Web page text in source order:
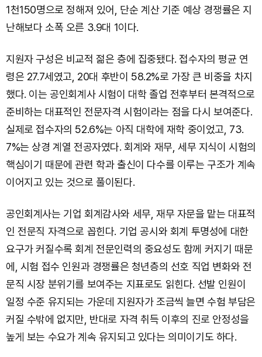
1천150명으로 정해져 있어, 단순 계산 기준 예상 경쟁률은 지
난해보다 소폭 오른 3.9대 1이다.
지원자 구성은 비교적 젊은 층에 집중됐다. 접수자의 평균 연
령은 27.7세였고, 20대 후반이 58.2%로 가장 큰 비중을 차지
했다. 이는 공인회계사 시험이 대학 졸업 전후부터 본격적으로
준비하는 대표적인 전문자격 시험이라는 점을 다시 보여준다.
실제로 접수자의 52.6%는 아직 대학에 재학 중이었고, 73.
7%는 상경 계열 전공자였다. 회계와 재무, 세무 지식이 시험의
핵심이기 때문에 관련 학과 출신이 다수를 이루는 구조가 계속
이어지고 있는 것으로 풀이된다.
공인회계사는 기업 회계감사와 세무, 재무 자문을 맡는 대표적
인 전문직 자격으로 꼽힌다. 기업 공시와 회계 투명성에 대한
요구가 커질수록 회계 전문인력의 중요성도 함께 커지기 때문
에, 시험 접수 인원과 경쟁률은 청년층의 선호 직업 변화와 전
문직 시장 분위기를 보여주는 지표로도 읽힌다. 선발 인원이
일정 수준 유지되는 가운데 지원자가 조금씩 늘면 수험 부담은
커질 수밖에 없지만, 반대로 자격 취득 이후의 진로 안정성을
높게 보는 수요가 계속 유지되고 있다는 의미이기도 하다.